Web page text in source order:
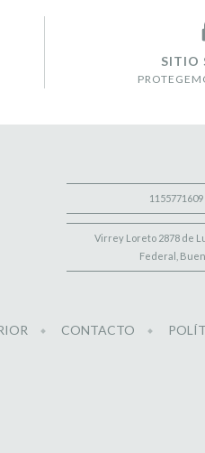
SITIO
1155771609
Virrey Loreto 2878 de
Federal,
CONTACTO